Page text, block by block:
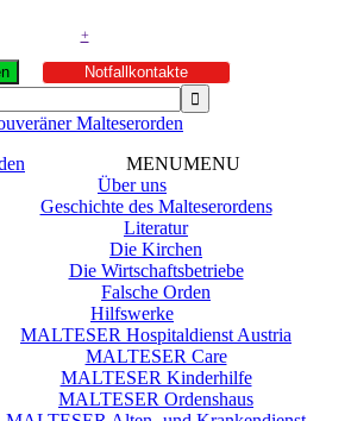
+
Notfallkontakte
Malteserorden
MENUMENU
Über uns
Geschichte des Malteserordens
Literatur
Die Kirchen
Die Wirtschaftsbetriebe
Falsche Orden
Hilfswerke
MALTESER Hospitaldienst Austria
MALTESER Care
MALTESER Kinderhilfe
MALTESER Ordenshaus